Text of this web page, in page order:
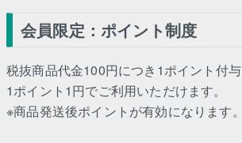
会員限定：ポイント制度
税抜商品代金100円につき1ポイント付与
1ポイント1円でご利用いただけます。
※商品発送後ポイントが有効になります。